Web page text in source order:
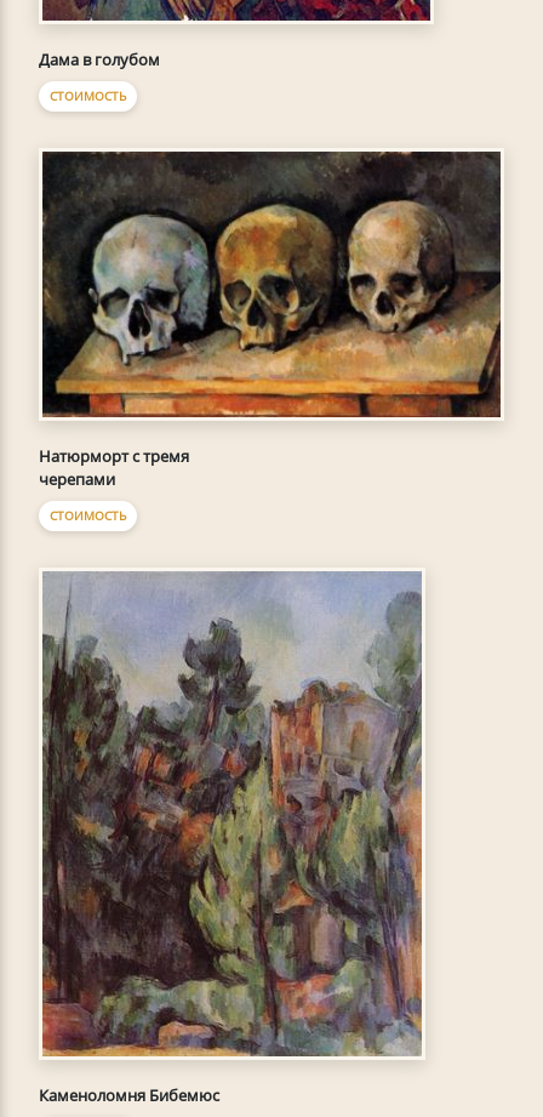
Дама в голубом
СТОИМОСТЬ
Натюрморт с тремя
черепами
СТОИМОСТЬ
Каменоломня Бибемюс